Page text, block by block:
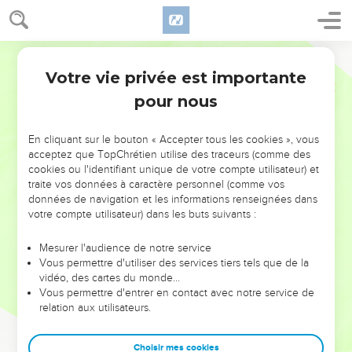
NE MANQUEZ PAS L’ÉVÉNEMENT
DE L’ANNÉE !
ET SI LEURS ERREURS POUVAIENT VOUS ÉVITER LES
VOTRES ?
leur foi ou leur vision. Mais on voit moins les doutes, les erreurs
et les saisons difficiles qu'ils ont traversés, alors même que ce
sont elles qui les ont façonnés.
Dans cette conférence, leaders, entrepreneurs, et responsables
clés pour avancer avec plus de sagesse afin que leurs erreurs
Votre vie privée est importante
pour nous
En cliquant sur le bouton « Accepter tous les cookies », vous
acceptez que TopChrétien utilise des traceurs (comme des
cookies ou l'identifiant unique de votre compte utilisateur) et
traite vos données à caractère personnel (comme vos
données de navigation et les informations renseignées dans
votre compte utilisateur) dans les buts suivants :
Mesurer l'audience de notre service
Vous permettre d'utiliser des services tiers tels que de la
vidéo, des cartes du monde…
Vous permettre d'entrer en contact avec notre service de
relation aux utilisateurs.
Choisir mes cookies